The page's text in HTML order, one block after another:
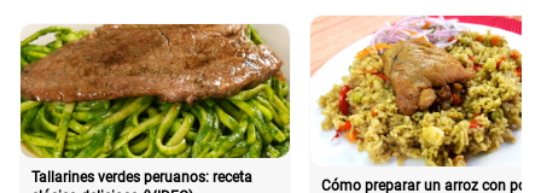
Tallarines verdes peruanos: receta
Cómo preparar un arroz con pollo